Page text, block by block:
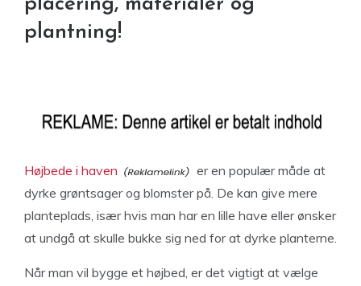
placering, materialer og
plantning!
Højbede i haven
er en populær måde at
dyrke grøntsager og blomster på. De kan give mere
planteplads, især hvis man har en lille have eller ønsker
at undgå at skulle bukke sig ned for at dyrke planterne.
Når man vil bygge et højbed, er det vigtigt at vælge